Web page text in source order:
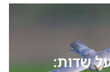
שדות: